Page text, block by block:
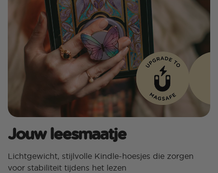
Jouw leesmaatje
Lichtgewicht, stijlvolle Kindle-hoesjes die zorgen
voor stabiliteit tijdens het lezen